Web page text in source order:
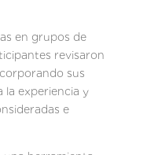
en grupos de
revisaron
sus
la experiencia y
e